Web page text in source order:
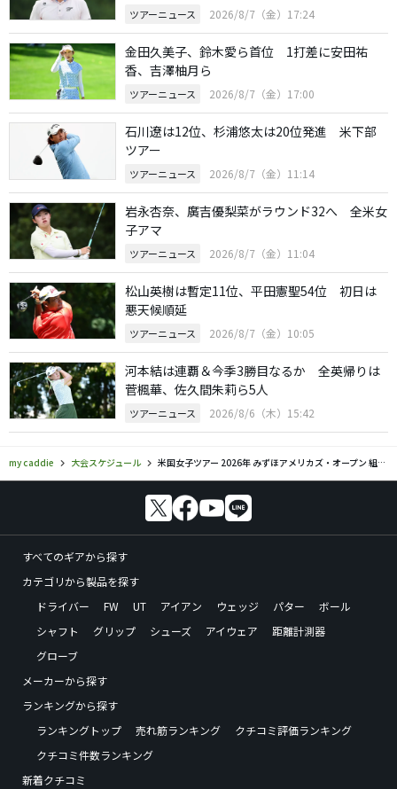
ツアーニュース 2026/8/7（金）17:24
金田久美子、鈴木愛ら首位 1打差に安田祐
香、吉澤柚月ら
ツアーニュース 2026/8/7（金）17:00
石川遼は12位、杉浦悠太は20位発進 米下部
ツアー
ツアーニュース 2026/8/7（金）11:14
岩永杏奈、廣吉優梨菜がラウンド32へ 全米女
子アマ
ツアーニュース 2026/8/7（金）11:04
松山英樹は暫定11位、平田憲聖54位 初日は
悪天候順延
ツアーニュース 2026/8/7（金）10:05
河本結は連覇＆今季3勝目なるか 全英帰りは
菅楓華、佐久間朱莉ら5人
ツアーニュース 2026/8/6（木）15:42
my caddie 大会スケジュール 米国女子ツアー 2026年 みずほアメリカズ・オープン 組み合わせ
すべてのギアから探す
カテゴリから製品を探す
ドライバー
FW UT アイアン ウェッジ パター
ボール
シャフト
グリップ シューズ アイウェア
距離計測器
グローブ
メーカーから探す
ランキングから探す
ランキングトップ
売れ筋ランキング
クチコミ評価ランキング
クチコミ件数ランキング
新着クチコミ